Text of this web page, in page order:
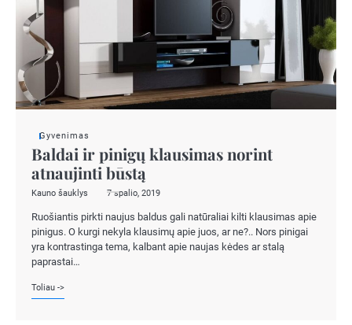
Gyvenimas
Baldai ir pinigų klausimas norint
atnaujinti būstą
Kauno šauklys 7 spalio, 2019
Ruošiantis pirkti naujus baldus gali natūraliai kilti klausimas apie
pinigus. O kurgi nekyla klausimų apie juos, ar ne?.. Nors pinigai
yra kontrastinga tema, kalbant apie naujas kėdes ar stalą
paprastai…
Toliau ->